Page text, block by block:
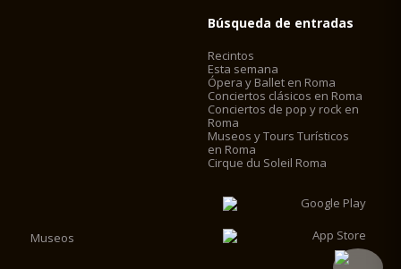
Búsqueda de entradas
Recintos
Esta semana
Ópera y Ballet en Roma
Conciertos clásicos en Roma
Conciertos de pop y rock en
Roma
Museos y Tours Turísticos
en Roma
Cirque du Soleil Roma
Museos